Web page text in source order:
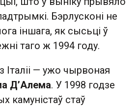
Бэрлусконі не
іншага, як сысьці ў
таго ж 1994 году.
— ужо чырвоная
Д’Алема. У 1998 годзе
камуністаў стаў